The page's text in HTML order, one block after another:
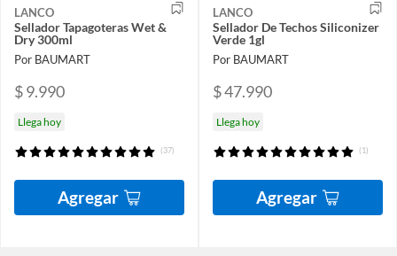
LANCO
Sellador Tapagoteras Wet &
Dry 300ml
Por BAUMART
$ 9.990
Llega hoy
(37)
Agregar
LANCO
Sellador De Techos Siliconizer
Verde 1gl
Por BAUMART
$ 47.990
Llega hoy
(1)
Agregar